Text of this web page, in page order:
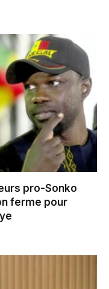
pro-Sonko
ferme pour